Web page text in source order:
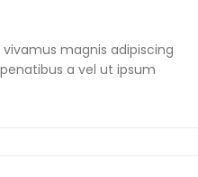
magnis adipiscing
a vel ut ipsum